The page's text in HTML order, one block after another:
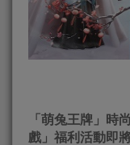
「萌兔王牌」時
戲」福利活動即